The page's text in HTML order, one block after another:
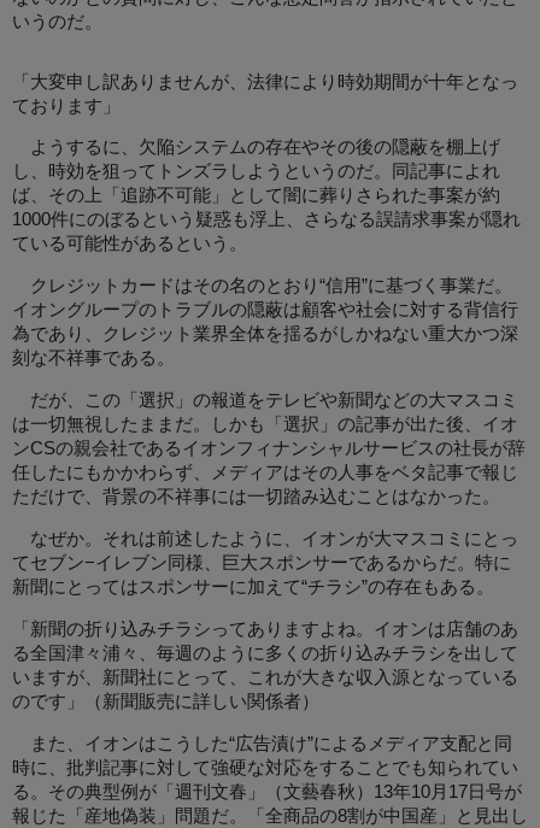
いうのだ。
「大変申し訳ありませんが、法律により時効期間が十年となっ
ております」
ようするに、欠陥システムの存在やその後の隠蔽を棚上げ
し、時効を狙ってトンズラしようというのだ。同記事によれ
ば、その上「追跡不可能」として闇に葬りさられた事案が約
1000件にのぼるという疑惑も浮上、さらなる誤請求事案が隠れ
ている可能性があるという。
クレジットカードはその名のとおり“信用”に基づく事業だ。
イオングループのトラブルの隠蔽は顧客や社会に対する背信行
為であり、クレジット業界全体を揺るがしかねない重大かつ深
刻な不祥事である。
だが、この「選択」の報道をテレビや新聞などの大マスコミ
は一切無視したままだ。しかも「選択」の記事が出た後、イオ
ンCSの親会社であるイオンフィナンシャルサービスの社長が辞
任したにもかかわらず、メディアはその人事をベタ記事で報じ
ただけで、背景の不祥事には一切踏み込むことはなかった。
なぜか。それは前述したように、イオンが大マスコミにとっ
てセブン−イレブン同様、巨大スポンサーであるからだ。特に
新聞にとってはスポンサーに加えて“チラシ”の存在もある。
「新聞の折り込みチラシってありますよね。イオンは店舗のあ
る全国津々浦々、毎週のように多くの折り込みチラシを出して
いますが、新聞社にとって、これが大きな収入源となっている
のです」（新聞販売に詳しい関係者）
また、イオンはこうした“広告漬け”によるメディア支配と同
時に、批判記事に対して強硬な対応をすることでも知られてい
る。その典型例が「週刊文春」（文藝春秋）13年10月17日号が
報じた「産地偽装」問題だ。「全商品の8割が中国産」と見出し